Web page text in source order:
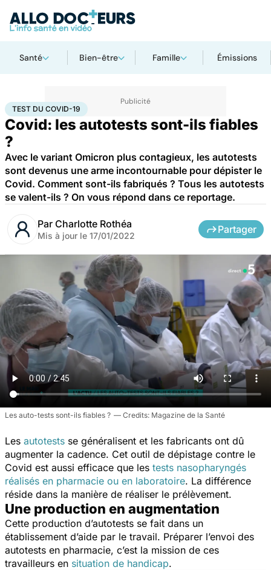
Santé Bien-être Famille Émissions
AccueilSantéTest du Covid-19
TEST DU COVID-19
Covid: les autotests sont-ils fiables
?
Avec le variant Omicron plus contagieux, les autotests
sont devenus une arme incontournable pour dépister le
Covid. Comment sont-ils fabriqués ? Tous les autotests
se valent-ils ? On vous répond dans ce reportage.
Par Charlotte Rothéa
Mis à jour le 17/01/2022
Partager
Les auto-tests sont-ils fiables ? Magazine de la Santé
Les autotests se généralisent et les fabricants ont dû
augmenter la cadence. Cet outil de dépistage contre le
Covid est aussi efficace que les tests nasopharyngés
réalisés en pharmacie ou en laboratoire. La différence
réside dans la manière de réaliser le prélèvement.
Une production en augmentation
Cette production d’autotests se fait dans un
établissement d’aide par le travail. Préparer l’envoi des
autotests en pharmacie, c’est la mission de ces
travailleurs en situation de handicap.